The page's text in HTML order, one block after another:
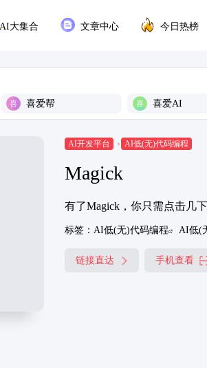
AI大集合 文章中心 今日热榜
喜爱帮 喜爱AI
AI开发平台 AI低(无)代码编程
Magick
有了Magick，你只需点击几
标签： AI低(无)代码编程 AI低(
链接直达 手机查看